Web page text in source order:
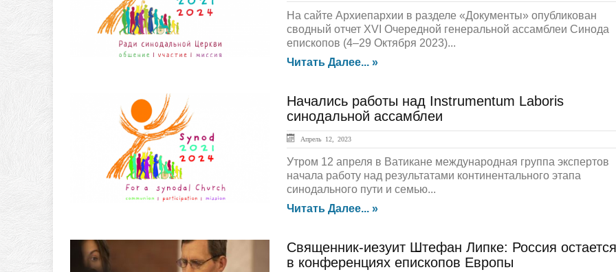
На сайте Архиепархии в разделе «Документы» опубликован
сводный отчет XVI Очередной генеральной ассамблеи Синода
епископов (4–29 Октября 2023)...
Читать Далее... »
ЛЕНТА НОВОСТЕЙ
Начались работы над Instrumentum Laboris
синодальной ассамблеи
Апрель 12, 2023
Утром 12 апреля в Ватикане международная группа экспертов
начала работу над результатами континентального этапа
синодального пути и семью...
Читать Далее... »
ЛЕНТА НОВОСТЕЙ
Священник-иезуит Штефан Липке: Россия остается
в конференциях епископов Европы